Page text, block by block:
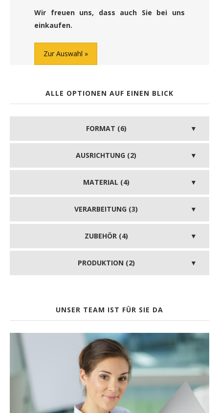
Wir freuen uns, dass auch Sie bei uns
einkaufen.
Zur Auswahl
ALLE OPTIONEN AUF EINEN BLICK
FORMAT (6)
AUSRICHTUNG (2)
MATERIAL (4)
VERARBEITUNG (3)
ZUBEHÖR (4)
PRODUKTION (2)
UNSER TEAM IST FÜR SIE DA